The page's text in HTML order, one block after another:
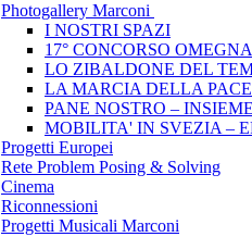
Photogallery Marconi
I NOSTRI SPAZI
17° CONCORSO
LO ZIBALDONE DEL
LA MARCIA DELLA PACE
PANE NOSTRO –
MOBILITA' IN SVEZIA –
Progetti Europei
Rete Problem Posing & Solving
Cinema
Riconnessioni
Progetti Musicali Marconi